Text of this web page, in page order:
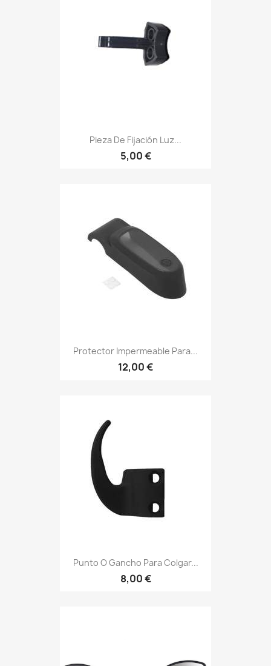
Pieza De Fijación Luz...
5,00 €
Protector Impermeable Para...
12,00 €
Punto O Gancho Para Colgar...
8,00 €